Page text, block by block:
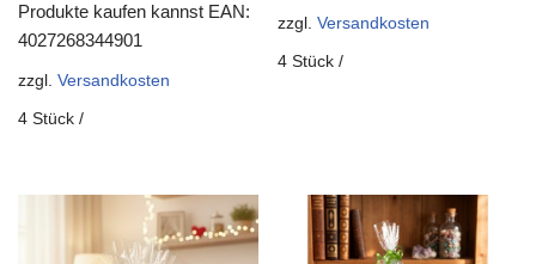
Produkte kaufen kannst EAN:
4027268344901
zzgl. Versandkosten
4 Stück /
zzgl.Versandkosten
4Stück /